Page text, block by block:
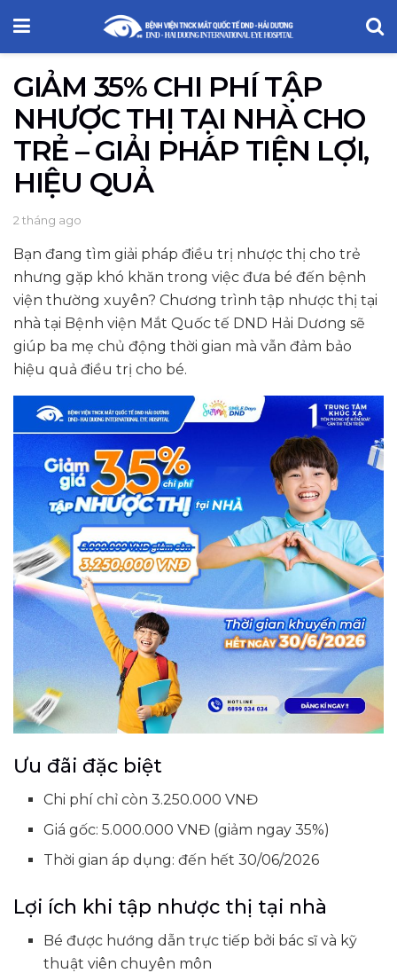
GIẢM 35% CHI PHÍ TẬP
NHƯỢC THỊ TẠI NHÀ CHO
TRẺ – GIẢI PHÁP TIỆN LỢI,
HIỆU QUẢ
2 tháng ago
Bạn đang tìm giải pháp điều trị nhược thị cho trẻ
nhưng gặp khó khăn trong việc đưa bé đến bệnh
viện thường xuyên? Chương trình tập nhược thị tại
nhà tại Bệnh viện Mắt Quốc tế DND Hải Dương sẽ
giúp ba mẹ chủ động thời gian mà vẫn đảm bảo
hiệu quả điều trị cho bé.
Ưu đãi đặc biệt
Chi phí chỉ còn 3.250.000 VNĐ
Giá gốc: 5.000.000 VNĐ (giảm ngay 35%)
Thời gian áp dụng: đến hết 30/06/2026
Lợi ích khi tập nhược thị tại nhà
Bé được hướng dẫn trực tiếp bởi bác sĩ và kỹ
thuật viên chuyên môn